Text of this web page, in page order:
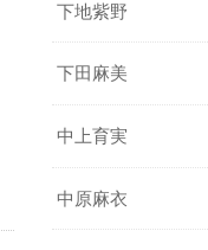
下地紫野
下田麻美
中上育実
中原麻衣